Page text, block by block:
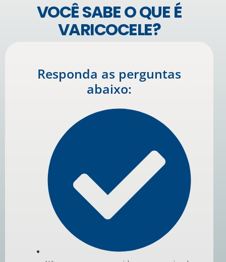
VOCÊ SABE O QUE É
VARICOCELE?
Responda as perguntas
abaixo: